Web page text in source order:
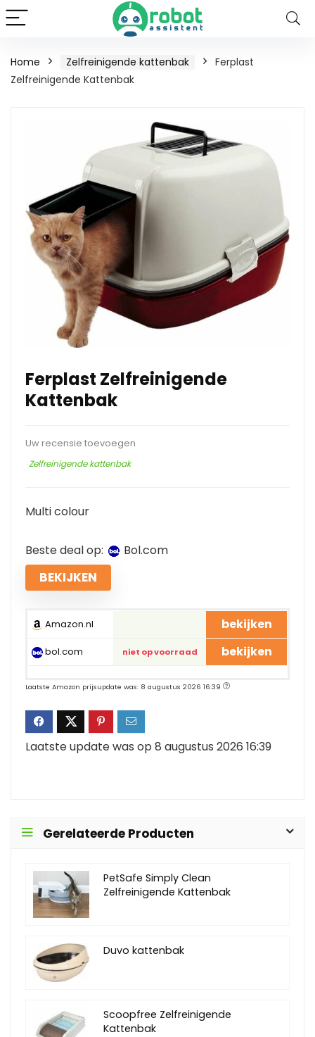
Home Zelfreinigende kattenbak
Ferplast
Zelfreinigende Kattenbak
Ferplast Zelfreinigende
Kattenbak
Uw recensie toevoegen
Zelfreinigende kattenbak
Multi colour
Beste deal op: bol.com
BEKIJKEN
Amazon.nl bekijken
bol.com niet op voorraad bekijken
Laatste Amazon prijsupdate was: 8 augustus 2026 16:39
Laatste update was op 8 augustus 2026 16:39
Gerelateerde Producten
PetSafe Simply Clean
Zelfreinigende Kattenbak
Duvo kattenbak
Scoopfree Zelfreinigende
Kattenbak